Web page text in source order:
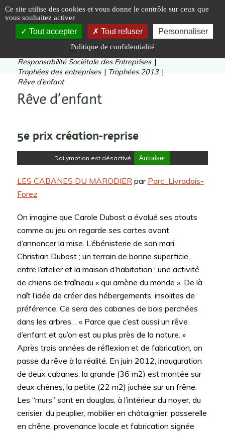
Accueil | Inventer | Entreprises
Responsabilité Sociétale des Entreprises |
Trophées des entreprises | Trophées 2013 |
Rêve d’enfant
Rêve d’enfant
5e prix création-reprise
Dailymotion est désactivé. Autoriser
LES CABANES DU MARODIER par Parc_Livradois-
Forez
On imagine que Carole Dubost a évalué ses atouts
comme au jeu on regarde ses cartes avant
d’annoncer la mise. L’ébénisterie de son mari,
Christian Dubost ; un terrain de bonne superficie,
entre l’atelier et la maison d’habitation ; une activité
de chiens de traîneau « qui amène du monde ». De là
naît l’idée de créer des hébergements, insolites de
préférence. Ce sera des cabanes de bois perchées
dans les arbres… « Parce que c’est aussi un rêve
d’enfant et qu’on est au plus près de la nature. »
Après trois années de réflexion et de fabrication, on
passe du rêve à la réalité. En juin 2012, inauguration
de deux cabanes, la grande (36 m2) est montée sur
deux chênes, la petite (22 m2) juchée sur un frêne.
Les “murs” sont en douglas, à l’intérieur du noyer, du
cerisier, du peuplier, mobilier en châtaignier, passerelle
en chêne, provenance locale et fabrication signée
Panneau de gestion des cookies
Ce site utilise des cookies et vous donne le contrôle sur ceux que
vous souhaitez activer
Tout accepter Tout refuser Personnaliser
Politique de confidentialité